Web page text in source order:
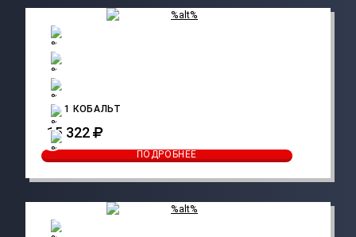
CO 1 КОБАЛЬТ
15 322
ПОДРОБНЕЕ